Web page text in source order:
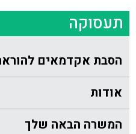
תעסוקה
הסבת אקדמאים
אודות
המשרה הבאה שלך